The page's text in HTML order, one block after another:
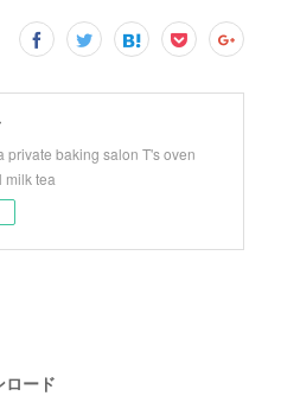
private baking salon T's oven
milk tea
ード